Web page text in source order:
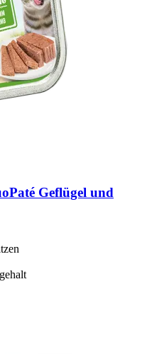
Geflügel und